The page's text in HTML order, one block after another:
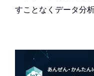
すことなくデータ分